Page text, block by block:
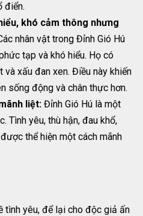
điển.
khó cảm thông nhưng
nhân vật trong Đỉnh Gió Hú
tạp và khó hiểu. Họ có
và xấu đan xen. Điều này khiến
sống động và chân thực hơn.
liệt: Đỉnh Gió Hú là một
Tình yêu, thù hận, đau khổ,
thể hiện một cách mãnh
tình yêu, để lại cho độc giả ấn